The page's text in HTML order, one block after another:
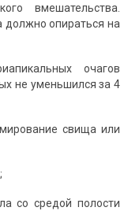
вмешательства.
должно опираться на
очагов
не уменьшился за 4
свища или
со средой полости